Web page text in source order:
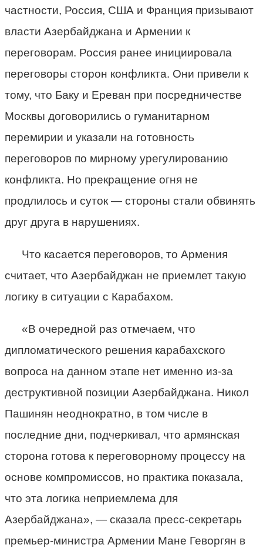
частности, Россия, США и Франция призывают
власти Азербайджана и Армении к
переговорам. Россия ранее инициировала
переговоры сторон конфликта. Они привели к
тому, что Баку и Ереван при посредничестве
Москвы договорились о гуманитарном
перемирии и указали на готовность
переговоров по мирному урегулированию
конфликта. Но прекращение огня не
продлилось и суток — стороны стали обвинять
друг друга в нарушениях.
Что касается переговоров, то Армения
считает, что Азербайджан не приемлет такую
логику в ситуации с Карабахом.
«В очередной раз отмечаем, что
дипломатического решения карабахского
вопроса на данном этапе нет именно из-за
деструктивной позиции Азербайджана. Никол
Пашинян неоднократно, в том числе в
последние дни, подчеркивал, что армянская
сторона готова к переговорному процессу на
основе компромиссов, но практика показала,
что эта логика неприемлема для
Азербайджана», — сказала пресс-секретарь
премьер-министра Армении Мане Геворгян в